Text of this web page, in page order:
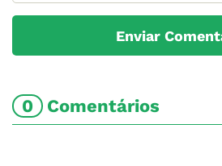
0 Comentários